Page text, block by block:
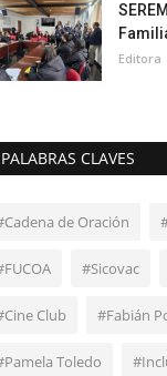
Editora
PALABRAS CLAVES
de Oración
#Sicovac
Club #Fabián
Toledo